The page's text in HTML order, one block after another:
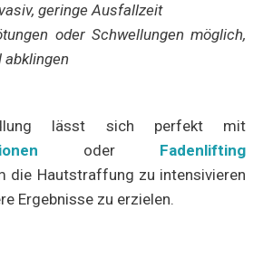
geringe Ausfallzeit
oder Schwellungen möglich,
abklingen
lässt sich perfekt mit
oder Fadenlifting
die Hautstraffung zu intensivieren
Ergebnisse zu erzielen.